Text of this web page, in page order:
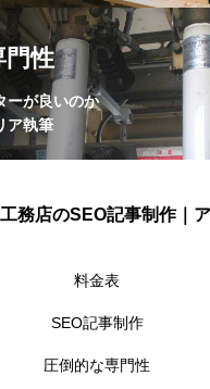
門性
ーが良いのか
ア執筆
務店のSEO記事制作｜
料金表
SEO記事制作
圧倒的な専門性